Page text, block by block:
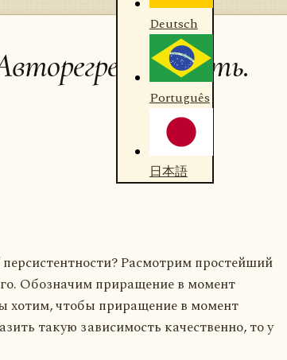
Deutsch
Português
日本語
Расмотрим простейший
Обозначим приращение в момент
хотим, чтобы приращение в момент
такую зависимость качественно, то у